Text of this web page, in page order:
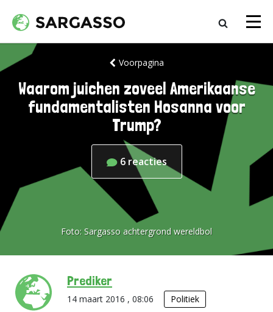
Voorpagina
Waarom juichen zoveel Amerikaanse
fundamentalisten Hosanna voor
Trump?
6 reacties
Foto: Sargasso achtergrond wereldbol
Prediker
14 maart 2016 , 08:06 Politiek